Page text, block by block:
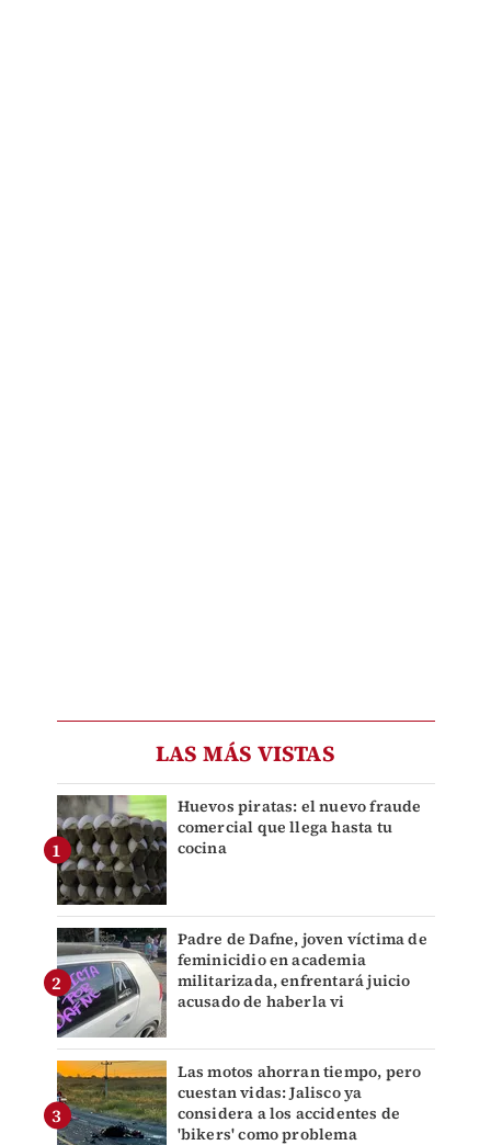
LAS MÁS VISTAS
Huevos piratas: el nuevo fraude
comercial que llega hasta tu
cocina
Padre de Dafne, joven víctima de
feminicidio en academia
militarizada, enfrentará juicio
acusado de haberla vi
Las motos ahorran tiempo, pero
cuestan vidas: Jalisco ya
considera a los accidentes de
'bikers' como problema